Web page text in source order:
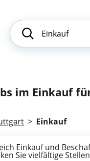
im Einkauf
> Einkauf
Einkauf und
Sie vielfältige